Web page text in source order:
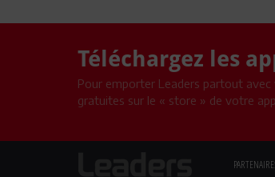
Téléchargez les
Pour emporter Leaders partout
gratuites sur le « store » de votre